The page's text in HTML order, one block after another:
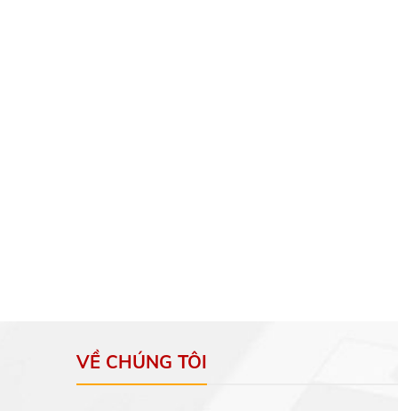
VỀ CHÚNG TÔI